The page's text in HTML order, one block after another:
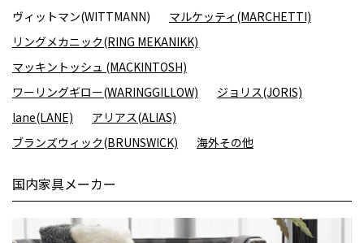
ヴィットマン(WITTMANN)
マルケッティ(MARCHETTI)
リングメカニック(RING MEKANIKK)
マッキントッシュ (MACKINTOSH)
ワーリングギロー(WARINGGILLOW)
ジョリス(JORIS)
lane(LANE)
アリアス(ALIAS)
ブランズウィック(BRUNSWICK)
海外その他
国内家具メーカー